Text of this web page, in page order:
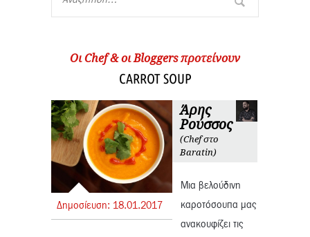
Oι Chef & οι Βloggers προτείνουν
CARROT SOUP
Δημοσίευση: 18.01.2017
Άρης
Ρούσσος
(Chef στο
Baratin)
Μια βελούδινη
καροτόσουπα μας
ανακουφίζει τις